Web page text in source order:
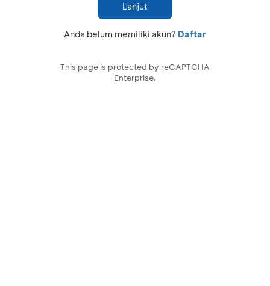
Lanjut
Anda belum memiliki akun? Daftar
This page is protected by reCAPTCHA
Enterprise.